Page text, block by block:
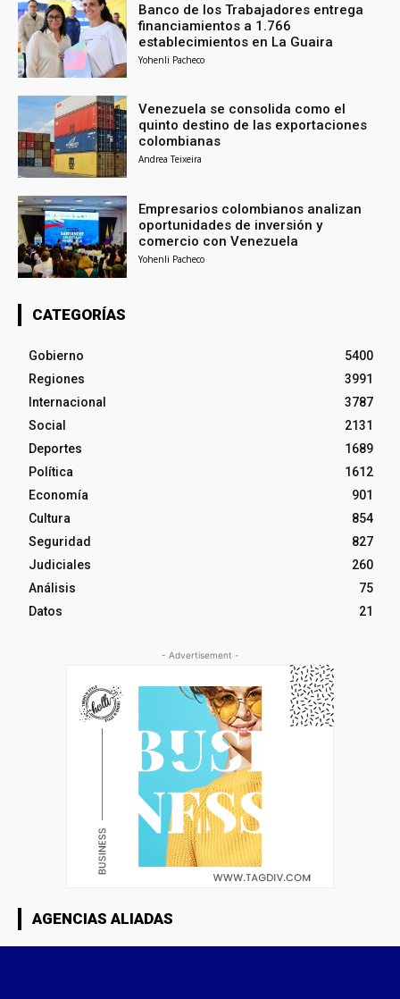
Banco de los Trabajadores entrega
financiamientos a 1.766
establecimientos en La Guaira
Yohenli Pacheco
Venezuela se consolida como el
quinto destino de las exportaciones
colombianas
Andrea Teixeira
Empresarios colombianos analizan
oportunidades de inversión y
comercio con Venezuela
Yohenli Pacheco
CATEGORÍAS
Gobierno
5400
Regiones
3991
Internacional
3787
Social
2131
Deportes
1689
Política
1612
Economía
901
Cultura
854
Seguridad
827
Judiciales
260
Análisis
75
Datos
21
- Advertisement -
AGENCIAS ALIADAS